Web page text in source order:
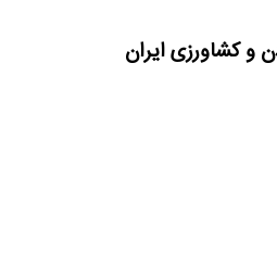
و کشاورزی ایران